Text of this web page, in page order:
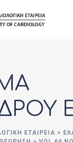
ΕΤΑΙΡΕΊΑ >